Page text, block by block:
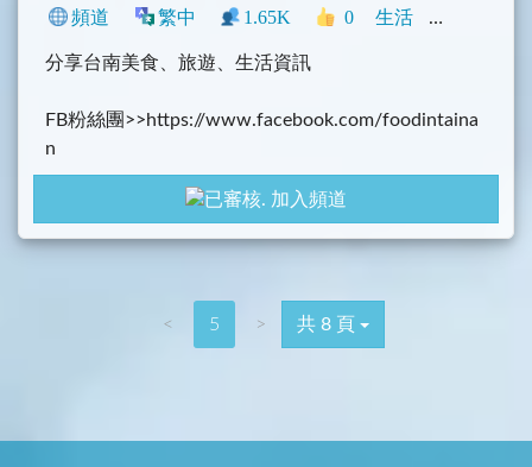
頻道 繁中 1.65K 0 生活 網誌
分享台南美食、旅遊、生活資訊
FB粉絲團>>https://www.facebook.com/foodintaina
n
加入頻道
< 5 > 共 8 頁